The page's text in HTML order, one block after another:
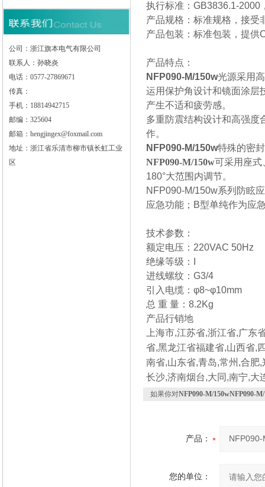
公司：浙江旗本电气有限公司
联系人：孙晓炎
电话：0577-27869671
传真：
手机：18814942715
邮编：325604
邮箱：hengjingex@foxmail.com
地址：浙江省乐清市柳市镇长虹工业
区
执行标准：GB3836.1-2000
产品规格：标准规格，接受
产品包装：标准包装，提供
产品
NFP090-M/150w光源采用
运用保护角设计和镜面涂层
产生不适和疲劳感。
多重防震结构设计和高强度
作。
NFP090-M/150w特殊的密
NFP090-M/150w可采用座式
180°大范围内调节。
NFP090-M/150w系列防眩
应急功能；B型单纯作为应
技术参数：
额定电压：220VAC
绝缘等级：I 防
进线螺纹：G3/4
引入电缆：
总 重 量：8.2Kg
产品行销地
上海市,江苏省,浙江省,广东
省,黑龙江省福建省,山西省,
南省,山东省,青岛,常州,合肥,
长沙,济南烟台,大同,南宁,大
如果你对NFP090-M/150wNFP090-
产品：
您的单位：